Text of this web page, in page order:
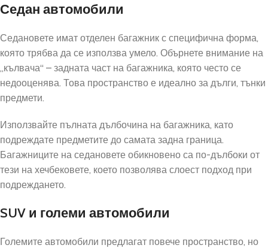
Седан автомобили
Седановете имат отделен багажник с специфична форма,
която трябва да се използва умело. Обърнете внимание на
„кълвача“ – задната част на багажника, която често се
недооценява. Това пространство е идеално за дълги, тънки
предмети.
Използвайте пълната дълбочина на багажника, като
подреждате предметите до самата задна граница.
Багажниците на седановете обикновено са по-дълбоки от
тези на хечбековете, което позволява слоест подход при
подреждането.
SUV и големи автомобили
Големите автомобили предлагат повече пространство, но